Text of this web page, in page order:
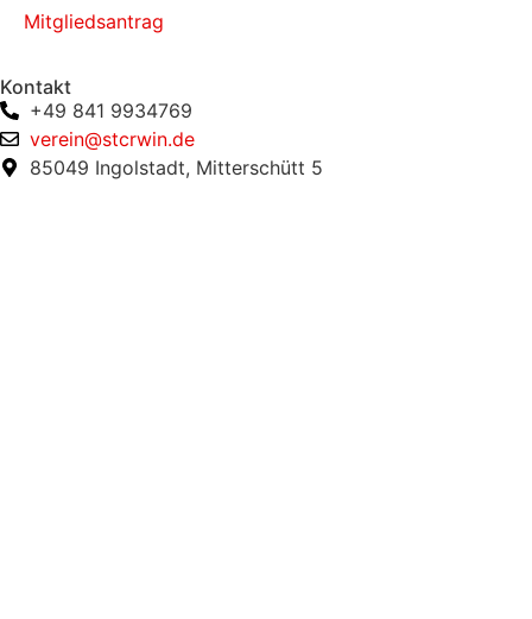
Mitgliedsantrag
Kontakt
+49 841 9934769
verein@stcrwin.de
85049 Ingolstadt, Mitterschütt 5